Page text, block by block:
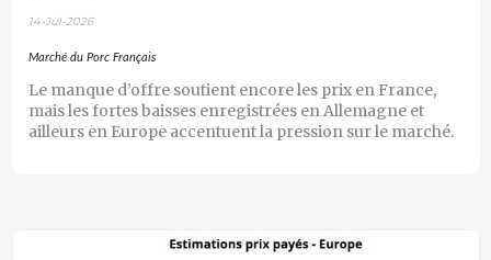
14-Jul-2026
Marché du Porc Français
Le manque d’offre soutient encore les prix en France,
mais les fortes baisses enregistrées en Allemagne et
ailleurs en Europe accentuent la pression sur le marché.